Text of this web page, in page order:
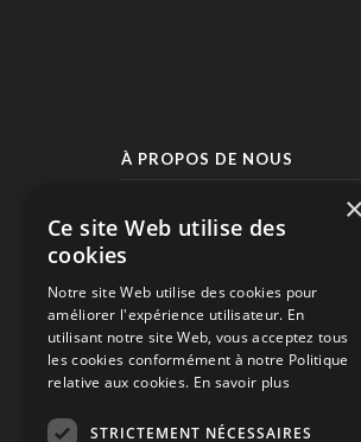
À PROPOS DE NOUS
Pole-Position, le seul
automobile.
SUIVEZ-NOUS
×
Ce site Web utilise des
cookies
Notre site Web utilise des cookies pour
améliorer l'expérience utilisateur. En
utilisant notre site Web, vous acceptez tous
les cookies conformément à notre Politique
relative aux cookies. En savoir plus
STRICTEMENT NÉCESSAIRES